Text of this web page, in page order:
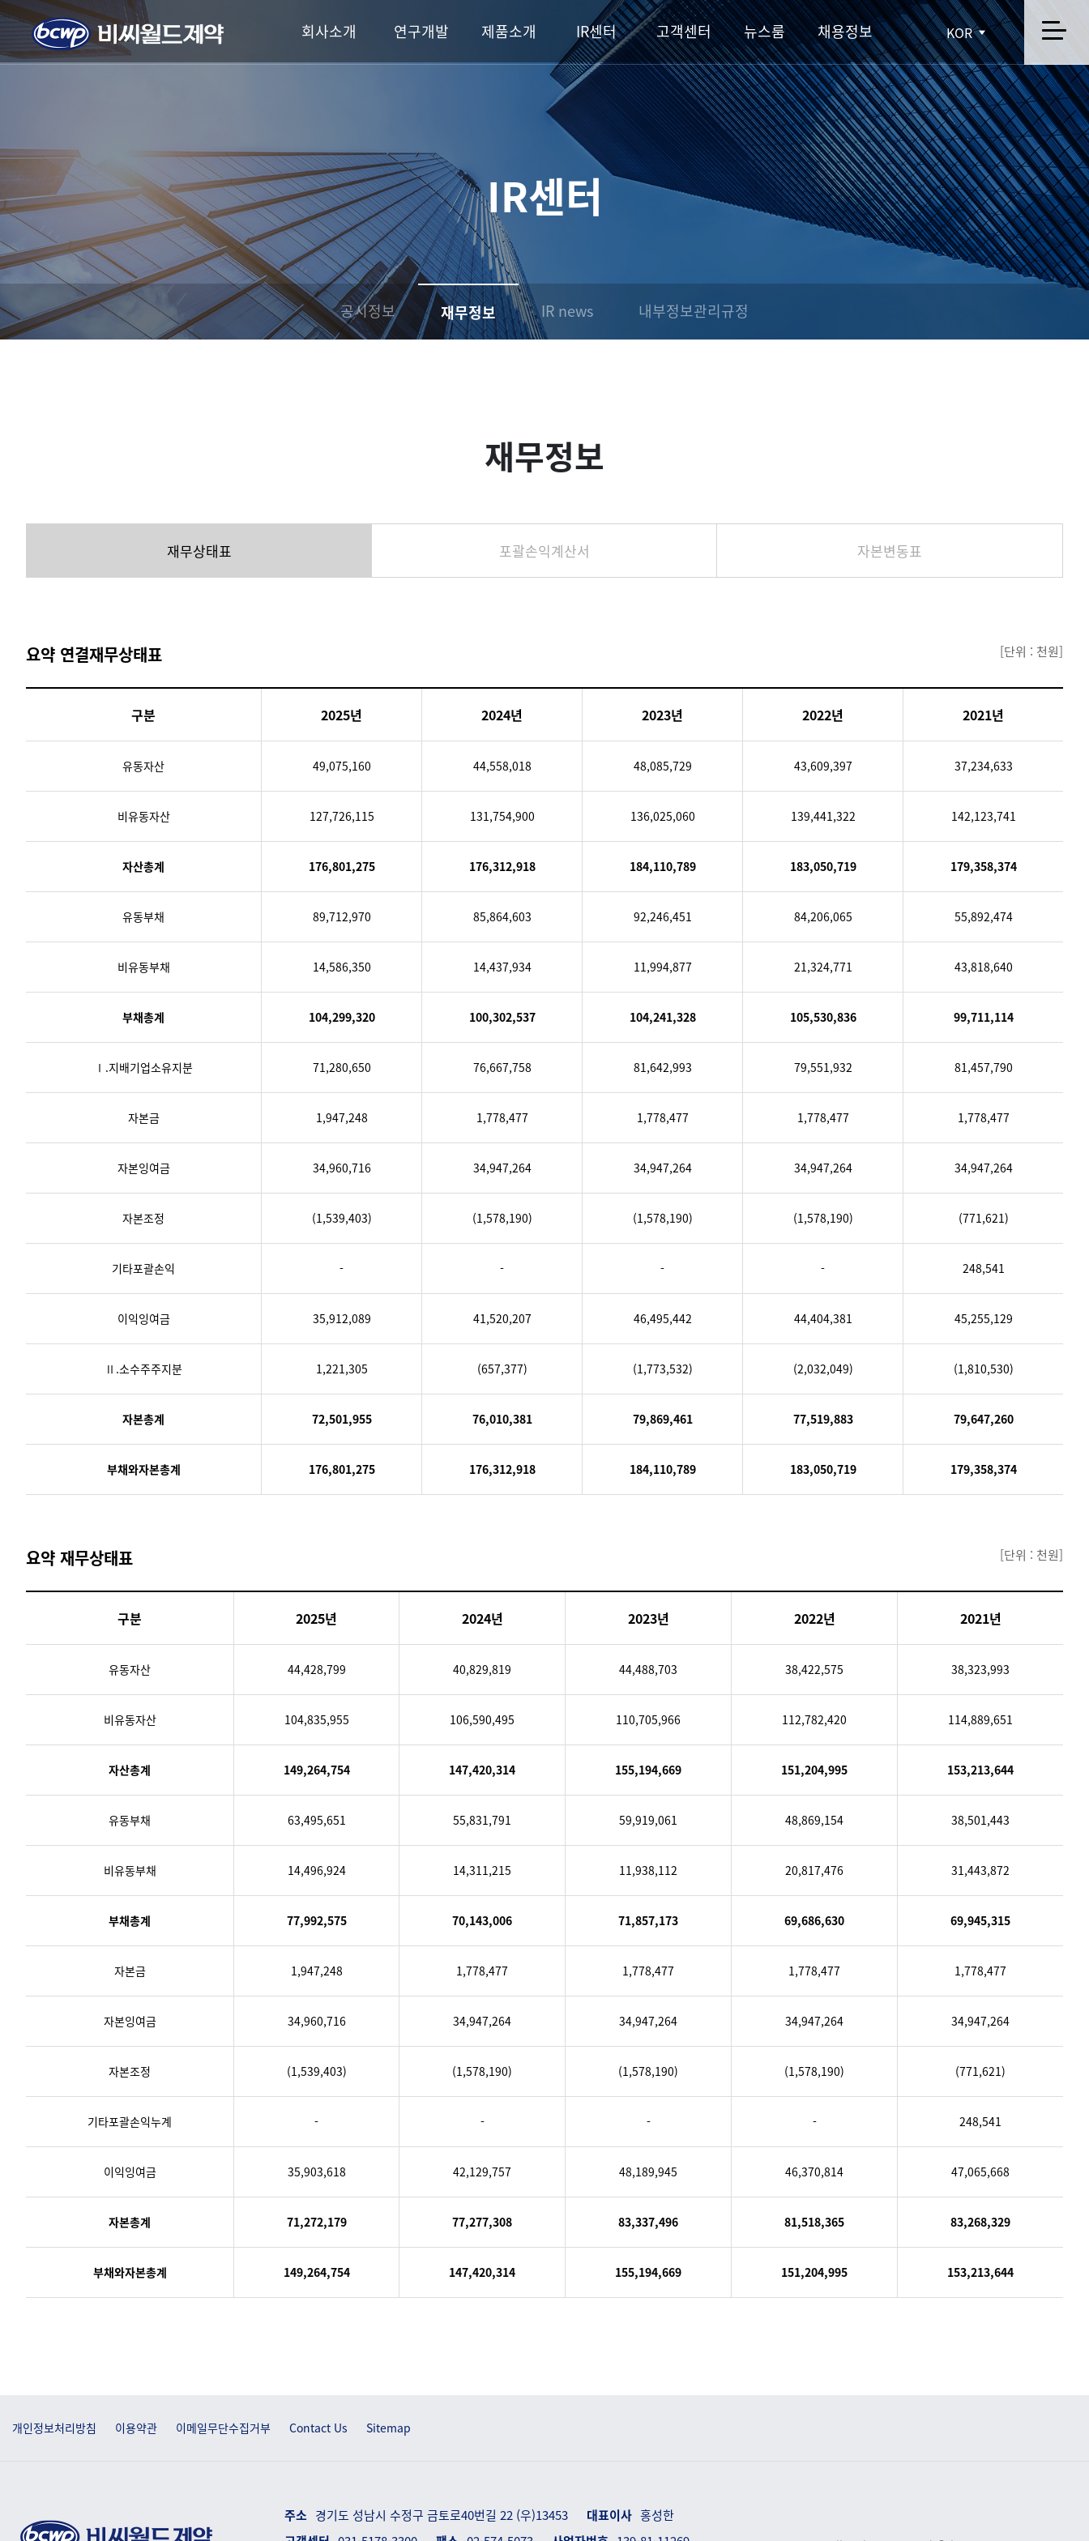
회사소개 연구개발 제품소개 IR센터 고객센터 뉴스룸 채용정보 KOR
IR센터
공시정보 재무정보 IR news 내부정보관리규정
재무정보
재무상태표 포괄손익계산서 자본변동표
요약 연결재무상태표 [단위 : 천원]
구분 2025년 2024년 2023년 2022년 2021년
유동자산 49,075,160 44,558,018 48,085,729 43,609,397 37,234,633
비유동자산 127,726,115 131,754,900 136,025,060 139,441,322 142,123,741
자산총계 176,801,275 176,312,918 184,110,789 183,050,719 179,358,374
유동부채 89,712,970 85,864,603 92,246,451 84,206,065 55,892,474
비유동부채 14,586,350 14,437,934 11,994,877 21,324,771 43,818,640
부채총계 104,299,320 100,302,537 104,241,328 105,530,836 99,711,114
Ⅰ.지배기업소유지분 71,280,650 76,667,758 81,642,993 79,551,932 81,457,790
자본금 1,947,248 1,778,477 1,778,477 1,778,477 1,778,477
자본잉여금 34,960,716 34,947,264 34,947,264 34,947,264 34,947,264
자본조정 (1,539,403) (1,578,190) (1,578,190) (1,578,190) (771,621)
기타포괄손익 - - - - 248,541
이익잉여금 35,912,089 41,520,207 46,495,442 44,404,381 45,255,129
Ⅱ.소수주주지분 1,221,305 (657,377) (1,773,532) (2,032,049) (1,810,530)
자본총계 72,501,955 76,010,381 79,869,461 77,519,883 79,647,260
부채와자본총계 176,801,275 176,312,918 184,110,789 183,050,719 179,358,374
요약 재무상태표 [단위 : 천원]
구분 2025년 2024년 2023년 2022년 2021년
유동자산 44,428,799 40,829,819 44,488,703 38,422,575 38,323,993
비유동자산 104,835,955 106,590,495 110,705,966 112,782,420 114,889,651
자산총계 149,264,754 147,420,314 155,194,669 151,204,995 153,213,644
유동부채 63,495,651 55,831,791 59,919,061 48,869,154 38,501,443
비유동부채 14,496,924 14,311,215 11,938,112 20,817,476 31,443,872
부채총계 77,992,575 70,143,006 71,857,173 69,686,630 69,945,315
자본금 1,947,248 1,778,477 1,778,477 1,778,477 1,778,477
자본잉여금 34,960,716 34,947,264 34,947,264 34,947,264 34,947,264
자본조정 (1,539,403) (1,578,190) (1,578,190) (1,578,190) (771,621)
기타포괄손익누계 - - - - 248,541
이익잉여금 35,903,618 42,129,757 48,189,945 46,370,814 47,065,668
자본총계 71,272,179 77,277,308 83,337,496 81,518,365 83,268,329
부채와자본총계 149,264,754 147,420,314 155,194,669 151,204,995 153,213,644
개인정보처리방침 이용약관 이메일무단수집거부 Contact Us Sitemap
주소 경기도 성남시 수정구 금토로40번길 22 (우)13453 대표이사 홍성한